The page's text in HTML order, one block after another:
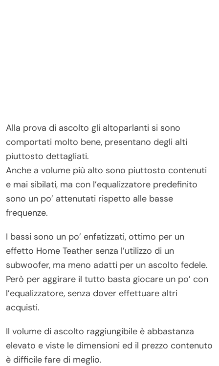
Alla prova di ascolto gli altoparlanti si sono
comportati molto bene, presentano degli alti
piuttosto dettagliati.
Anche a volume più alto sono piuttosto contenuti
e mai sibilati, ma con l’equalizzatore predefinito
sono un po’ attenutati rispetto alle basse
frequenze.
I bassi sono un po’ enfatizzati, ottimo per un
effetto Home Teather senza l’utilizzo di un
subwoofer, ma meno adatti per un ascolto fedele.
Però per aggirare il tutto basta giocare un po’ con
l’equalizzatore, senza dover effettuare altri
acquisti.
Il volume di ascolto raggiungibile è abbastanza
elevato e viste le dimensioni ed il prezzo contenuto
è difficile fare di meglio.